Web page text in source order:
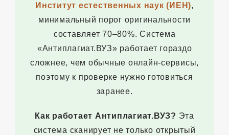
Институт естественных наук (ИЕН),
минимальный порог оригинальности
составляет 70–80%. Система
«Антиплагиат.ВУЗ» работает гораздо
сложнее, чем обычные онлайн-сервисы,
поэтому к проверке нужно готовиться
заранее.
Как работает Антиплагиат.ВУЗ? Эта
система сканирует не только открытый